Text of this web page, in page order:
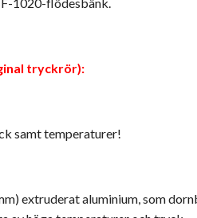
tryckrör):
samt temperaturer!
extruderat aluminium, som